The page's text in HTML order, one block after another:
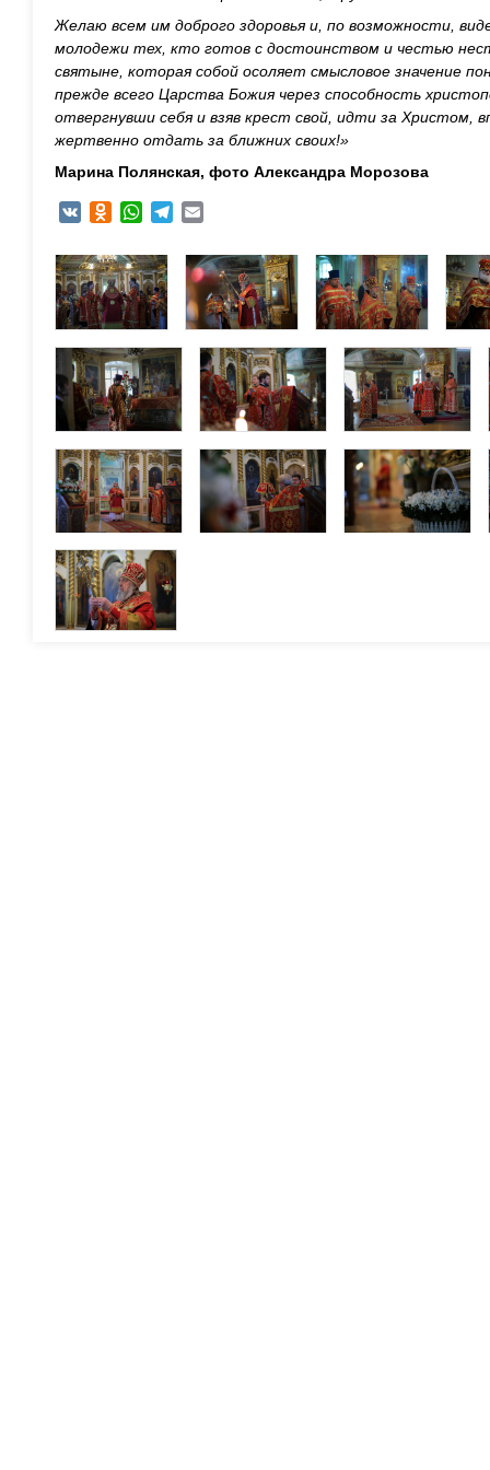
Желаю всем им доброго здоровья и, по возможности,
молодежи тех, кто готов с достоинством и честью
святыне, которая собой осоляет смысловое значение
прежде всего Царства Божия через способность
отвергнувши себя и взяв крест свой, идти за Христом,
жертвенно отдать за ближних своих!»
Марина Полянская, фото Александра Морозова
VK Odnoklassniki
WhatsAppTelegram